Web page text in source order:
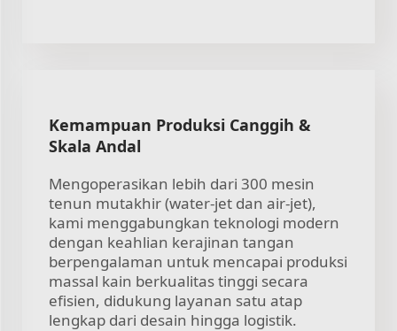
Kemampuan Produksi Canggih &
Skala Andal
Mengoperasikan lebih dari 300 mesin
tenun mutakhir (water-jet dan air-jet),
kami menggabungkan teknologi modern
dengan keahlian kerajinan tangan
berpengalaman untuk mencapai produksi
massal kain berkualitas tinggi secara
efisien, didukung layanan satu atap
lengkap dari desain hingga logistik.